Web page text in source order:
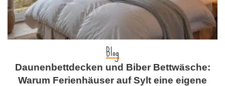
Blog
Daunenbettdecken und Biber Bettwäsche:
Warum Ferienhäuser auf Sylt eine eigene